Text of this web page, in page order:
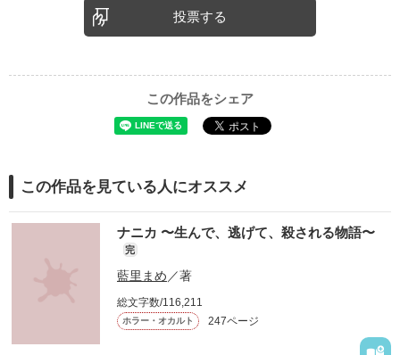
投票する
この作品をシェア
この作品を見ている人にオススメ
ナニカ 〜生んで、逃げて、殺される物語〜
完
藍里まめ ／著
総文字数/116,211
ホラー・オカルト 247ページ